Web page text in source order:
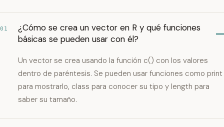
01
¿Cómo se crea un vector en R y qué funciones
básicas se pueden usar con él?
Un vector se crea usando la función c() con los valores
dentro de paréntesis. Se pueden usar funciones como print
para mostrarlo, class para conocer su tipo y length para
saber su tamaño.